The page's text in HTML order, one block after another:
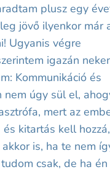
plusz egy
jövő ilyenkor már
Ugyanis végre
igazán
Kommunikáció és
nem úgy sül el,
mert az
kitartás kell hozzá,
is, ha te nem
csak, de ha én